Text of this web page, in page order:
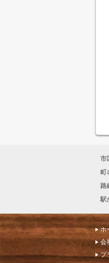
市
町
路
駅
ホ
会
プ